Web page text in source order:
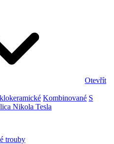
Otevřít
Kombinované S
Nikola Tesla
trouby